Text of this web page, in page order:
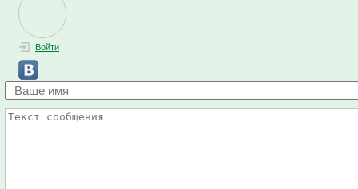
Войти